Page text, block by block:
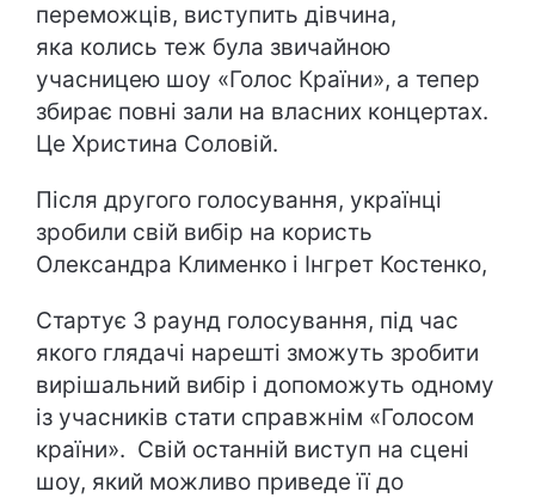
переможців, виступить дівчина,
яка колись теж була звичайною
учасницею шоу «Голос Країни», а тепер
збирає повні зали на власних концертах.
Це Христина Соловій.
Після другого голосування, українці
зробили свій вибір на користь
Олександра Клименко і Інгрет Костенко,
Стартує 3 раунд голосування, під час
якого глядачі нарешті зможуть зробити
вирішальний вибір і допоможуть одному
із учасників стати справжнім «Голосом
країни». Свій останній виступ на сцені
шоу, який можливо приведе її до